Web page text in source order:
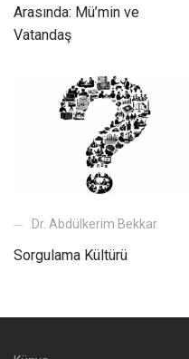
Arasında: Mü’min ve
Vatandaş
Dr. Abdülkerim Bekkar
Sorgulama Kültürü